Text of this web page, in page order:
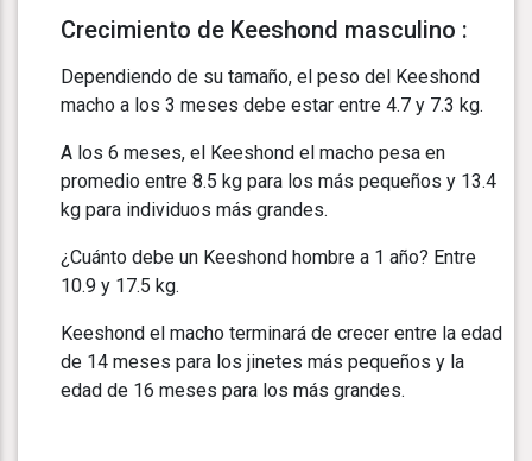
Crecimiento de Keeshond masculino :
Dependiendo de su tamaño, el peso del Keeshond
macho a los 3 meses debe estar entre 4.7 y 7.3 kg.
A los 6 meses, el Keeshond el macho pesa en
promedio entre 8.5 kg para los más pequeños y 13.4
kg para individuos más grandes.
¿Cuánto debe un Keeshond hombre a 1 año? Entre
10.9 y 17.5 kg.
Keeshond el macho terminará de crecer entre la edad
de 14 meses para los jinetes más pequeños y la
edad de 16 meses para los más grandes.